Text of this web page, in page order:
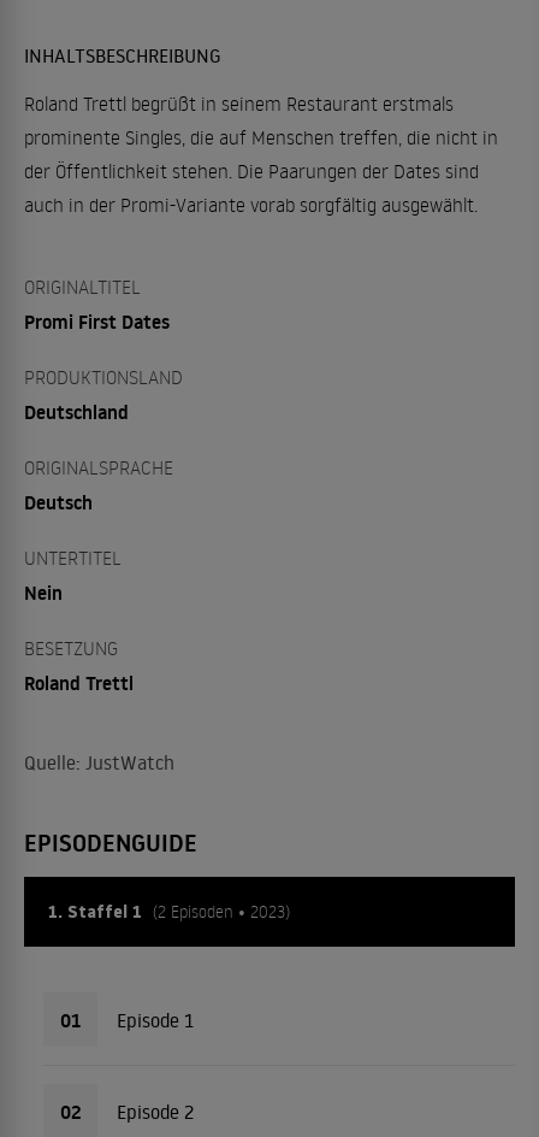
INHALTSBESCHREIBUNG
Roland Trettl begrüßt in seinem Restaurant erstmals
prominente Singles, die auf Menschen treffen, die nicht in
der Öffentlichkeit stehen. Die Paarungen der Dates sind
auch in der Promi-Variante vorab sorgfältig ausgewählt.
ORIGINALTITEL
Promi First Dates
PRODUKTIONSLAND
Deutschland
ORIGINALSPRACHE
Deutsch
UNTERTITEL
Nein
BESETZUNG
Roland Trettl
Quelle: JustWatch
EPISODENGUIDE
1. Staffel 1 (2 Episoden • 2023)
01 Episode 1
02 Episode 2